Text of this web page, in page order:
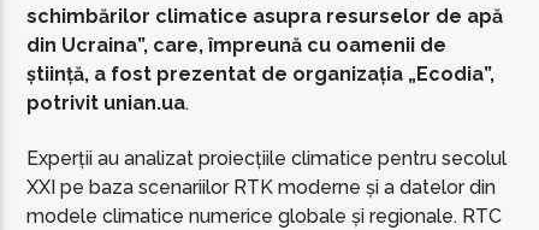
schimbărilor climatice asupra resurselor de apă
din Ucraina”, care, împreună cu oamenii de
știință, a fost prezentat de organizația „Ecodia”,
potrivit unian.ua.
Experții au analizat proiecțiile climatice pentru secolul
XXI pe baza scenariilor RTK moderne și a datelor din
modele climatice numerice globale și regionale. RTC